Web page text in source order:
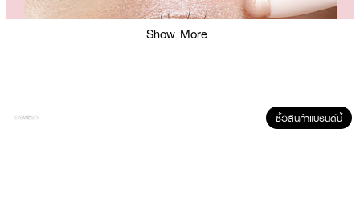
Show More
ซื้อสินค้าแบรนด์นี้